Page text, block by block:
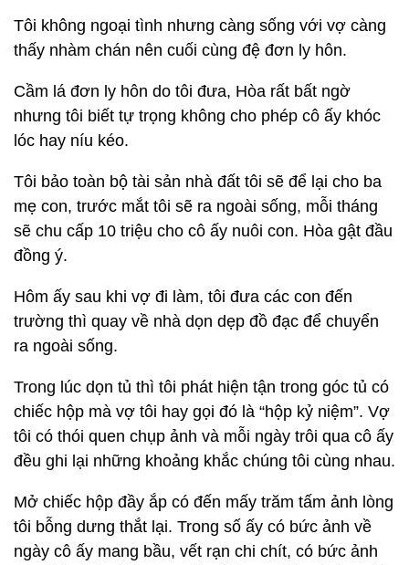
Tôi không ngoại tình nhưng càng sống với vợ càng
thấy nhàm chán nên cuối cùng đệ đơn ly hôn.
Cầm lá đơn ly hôn do tôi đưa, Hòa rất bất ngờ
nhưng tôi biết tự trọng không cho phép cô ấy khóc
lóc hay níu kéo.
Tôi bảo toàn bộ tài sản nhà đất tôi sẽ để lại cho ba
mẹ con, trước mắt tôi sẽ ra ngoài sống, mỗi tháng
sẽ chu cấp 10 triệu cho cô ấy nuôi con. Hòa gật đầu
đồng ý.
Hôm ấy sau khi vợ đi làm, tôi đưa các con đến
trường thì quay về nhà dọn dẹp đồ đạc để chuyển
ra ngoài sống.
Trong lúc dọn tủ thì tôi phát hiện tận trong góc tủ có
chiếc hộp mà vợ tôi hay gọi đó là “hộp kỷ niệm”. Vợ
tôi có thói quen chụp ảnh và mỗi ngày trôi qua cô ấy
đều ghi lại những khoảng khắc chúng tôi cùng nhau.
Mở chiếc hộp đầy ắp có đến mấy trăm tấm ảnh lòng
tôi bỗng dưng thắt lại. Trong số ấy có bức ảnh về
ngày cô ấy mang bầu, vết rạn chi chít, có bức ảnh